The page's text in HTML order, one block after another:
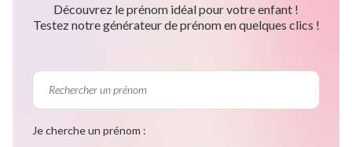
Découvrez le prénom idéal pour votre enfant !
Testez notre générateur de prénom en quelques clics !
Je cherche un prénom :